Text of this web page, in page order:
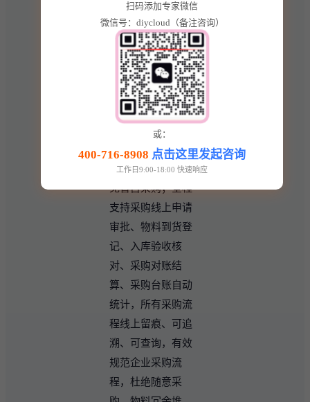
留存、合作记录存
档，方便企业筛选
优质合作供应商；
系统可根据车间生
产订单需求、现有
物料库存余量，智
能核算物料采购需
求量，自动生成精
准采购需求单，避
免盲目采购；全程
支持采购线上申请
审批、物料到货登
记、入库验收核
对、采购对账结
算、采购台账自动
统计，所有采购流
程线上留痕、可追
溯、可查询，有效
规范企业采购流
程，杜绝随意采
扫码添加专家微信
微信号：diycloud（备注咨询）
或：
400-716-8908 点击这里发起咨询
工作日9:00-18:00 快速响应